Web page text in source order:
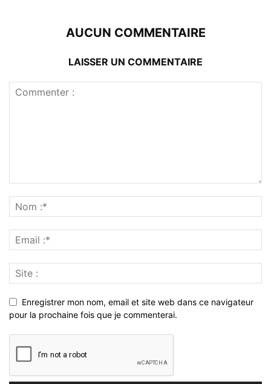
AUCUN COMMENTAIRE
LAISSER UN COMMENTAIRE
Enregistrer mon nom, email et site web dans ce navigateur
pour la prochaine fois que je commenterai.